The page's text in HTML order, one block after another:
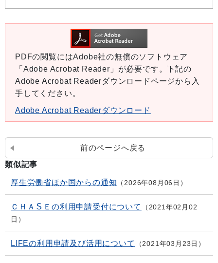
PDFの閲覧にはAdobe社の無償のソフトウェア
「Adobe Acrobat Reader」が必要です。下記の
Adobe Acrobat Readerダウンロードページから入
手してください。
Adobe Acrobat Readerダウンロード
前のページへ戻る
類似記事
厚生労働省ほか国からの通知 2026年08月06日
ＣＨＡＳＥの利用申請受付について
2021年02月02
日
LIFEの利用申請及び活用について 2021年03月23日